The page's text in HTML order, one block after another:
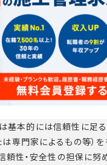
基本的には信頼性に足
は専門家によるもの等）を
頼性・安全性の担保に努